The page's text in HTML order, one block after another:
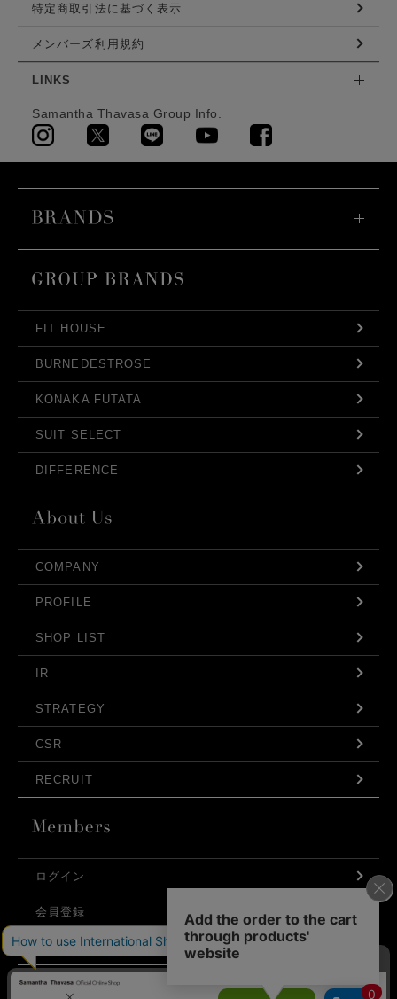
特定商取引法に基づく表示
メンバーズ利用規約
LINKS
Samantha Thavasa Group Info.
FIT HOUSE
BURNEDESTROSE
KONAKA FUTATA
SUIT SELECT
DIFFERENCE
COMPANY
PROFILE
SHOP LIST
IR
STRATEGY
CSR
RECRUIT
ログイン
会員登録
利用規約
お問い合わせ